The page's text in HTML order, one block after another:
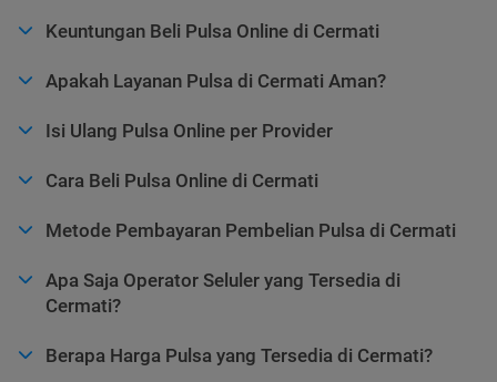
Keuntungan Beli Pulsa Online di Cermati
Apakah Layanan Pulsa di Cermati Aman?
Isi Ulang Pulsa Online per Provider
Cara Beli Pulsa Online di Cermati
Metode Pembayaran Pembelian Pulsa di Cermati
Apa Saja Operator Seluler yang Tersedia di
Cermati?
Berapa Harga Pulsa yang Tersedia di Cermati?